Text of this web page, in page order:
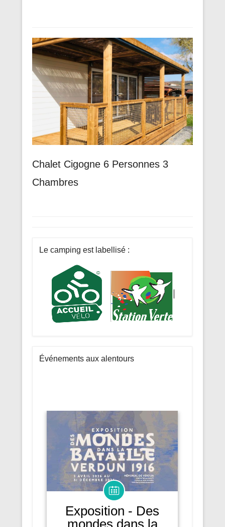
Chalet Cigogne 6 Personnes 3
Chambres
Le camping est labellisé :
Événements aux alentours